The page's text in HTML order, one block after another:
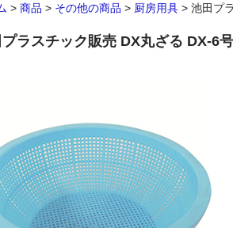
> 商品 > その他の商品 > 厨房用具 > 池田プ
ラスチック販売 DX丸ざる DX-6